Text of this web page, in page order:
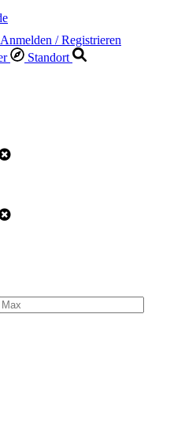
Anmelden / Registrieren
Standort